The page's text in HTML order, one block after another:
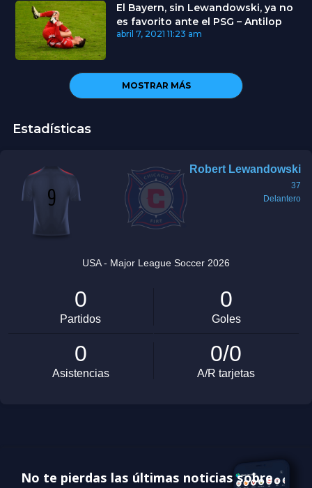
El Bayern, sin Lewandowski, ya no
es favorito ante el PSG – Antilop
abril 7, 2021 11:23 am
MOSTRAR MÁS
Estadísticas
No te pierdas las últimas noticias sobre